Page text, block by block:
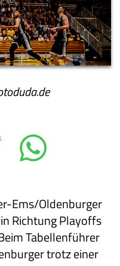
Ems/Oldenburger
Richtung Playoffs
Tabellenführer
trotz einer